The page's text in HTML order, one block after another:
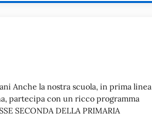
Anche la nostra scuola, in prima linea
partecipa con un ricco programma
DELLA PRIMARIA